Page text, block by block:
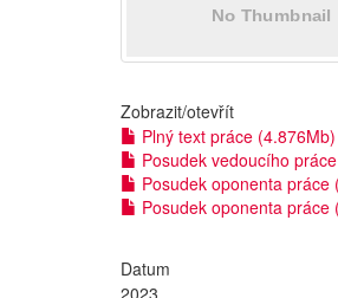
Zobrazit/otevřít
Plný text práce (4.876Mb)
Posudek vedoucího
Posudek oponenta práce
Posudek oponenta práce
Datum
2023